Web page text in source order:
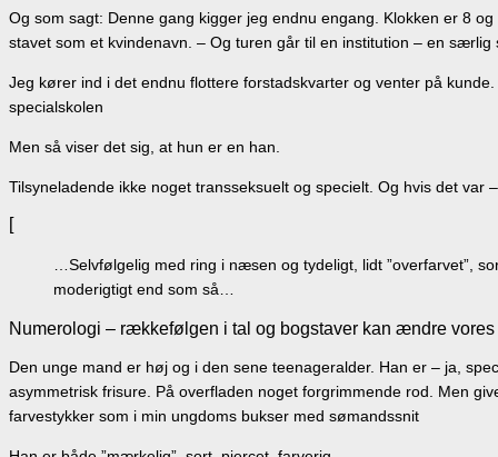
Og som sagt: Denne gang kigger jeg endnu engang. Klokken er 8
stavet som et kvindenavn. – Og turen går til en institution – en
Jeg kører ind i det endnu flottere forstadskvarter og venter på
specialskolen
Men så viser det sig, at hun er en han.
Tilsyneladende ikke noget transseksuelt og specielt. Og hvis det
[
…Selvfølgelig med ring i næsen og tydeligt, lidt ”overfarvet”,
moderigtigt end som så…
Numerologi – rækkefølgen i tal og bogstaver kan ændre
Den unge mand er høj og i den sene teenageralder. Han er – ja,
asymmetrisk frisure. På overfladen noget forgrimmende rod. Men
farvestykker som i min ungdoms bukser med sømandssnit